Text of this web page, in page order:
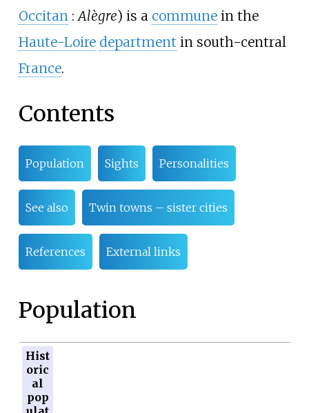
Occitan :Alègre) is a communein the
Haute-Loire department in south-central
France.
Contents
Population Sights Personalities
See also Twin towns – sister cities
References External links
Population
Hist
oric
al
pop